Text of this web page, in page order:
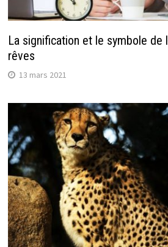
La signification et le symbole de
rêves
13 mars 2021